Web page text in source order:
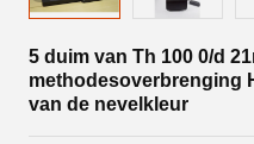
5 duim van Th 100 0/d
methodesoverbrenging
van de nevelkleur